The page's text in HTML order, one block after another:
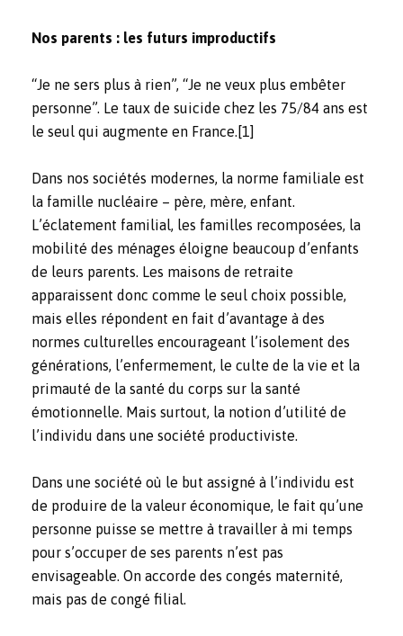
Nos parents : les futurs improductifs
“Je ne sers plus à rien”, “Je ne veux plus embêter
personne”. Le taux de suicide chez les 75/84 ans est
le seul qui augmente en France. [1]
Dans nos sociétés modernes, la norme familiale est
la famille nucléaire – père, mère, enfant.
L’éclatement familial, les familles recomposées, la
mobilité des ménages éloigne beaucoup d’enfants
de leurs parents. Les maisons de retraite
apparaissent donc comme le seul choix possible,
mais elles répondent en fait d’avantage à des
normes culturelles encourageant l’isolement des
générations, l’enfermement, le culte de la vie et la
primauté de la santé du corps sur la santé
émotionnelle. Mais surtout, la notion d’utilité de
l’individu dans une société productiviste.
Dans une société où le but assigné à l’individu est
de produire de la valeur économique, le fait qu’une
personne puisse se mettre à travailler à mi temps
pour s’occuper de ses parents n’est pas
envisageable. On accorde des congés maternité,
mais pas de congé filial.